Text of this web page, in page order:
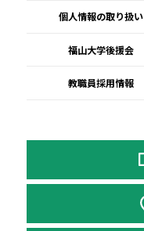
個人情報の取り扱い
福山大学後援会
教職員採用情報